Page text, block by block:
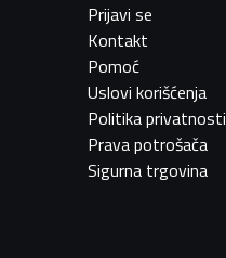
Prijavi se
Kontakt
Pomoć
Uslovi korišćenja
Politika privatnosti
Prava potrošača
Sigurna trgovina